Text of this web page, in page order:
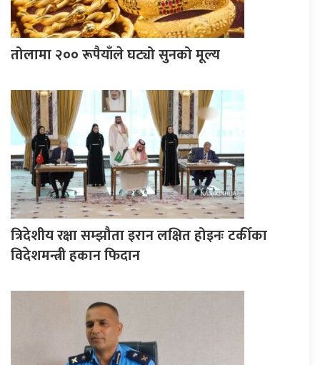
तोलामा २०० रूपैयाँले घट्यो सुनको मूल्य
त्रिदेशीय रक्षा सम्झौता इरान लक्षित होइनः टर्कीका
विदेशमन्त्री हकान फिदान